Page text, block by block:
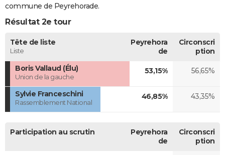
commune de Peyrehorade.
Résultat 2e tour
Tête de liste
Liste
Peyrehora
de
Circonscri
ption
Boris Vallaud (Élu)
Union de la gauche
53,15% 56,65%
Sylvie Franceschini
Rassemblement National
46,85% 43,35%
Participation au scrutin
Peyrehora
de
Circonscri
ption